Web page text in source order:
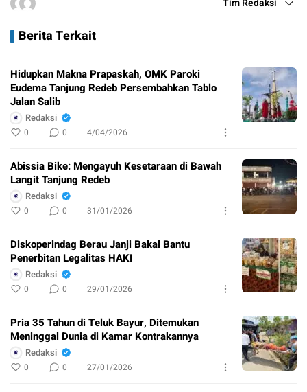
Berita Terkait
Hidupkan Makna Prapaskah, OMK Paroki
Eudema Tanjung Redeb Persembahkan Tablo
Jalan Salib
Redaksi
0 0 4/04/2026
Abissia Bike: Mengayuh Kesetaraan di Bawah
Langit Tanjung Redeb
Redaksi
0 0 31/01/2026
Diskoperindag Berau Janji Bakal Bantu
Penerbitan Legalitas HAKI
Redaksi
0 0 29/01/2026
Pria 35 Tahun di Teluk Bayur, Ditemukan
Meninggal Dunia di Kamar Kontrakannya
Redaksi
0 0 27/01/2026